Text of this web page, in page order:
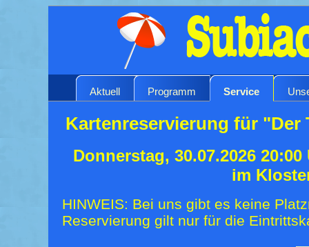
Aktuell Programm Service
Kartenreservierung für "Der
Donnerstag, 30.07.2026
im
HINWEIS: Bei uns gibt es keine
Reservierung gilt nur für die